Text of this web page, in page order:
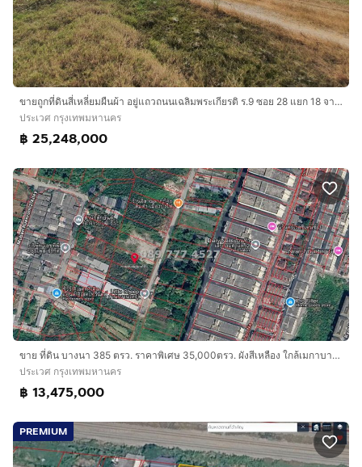
ขายถูกที่ดินสี่เหลี่ยมผืนผ้า อยู่แถวถนนเฉลิมพระเกียรติ ร.9 ซอย 28 แยก 18 จากถนน 650เมตร เนื้อที่ 789 ตรว.เข้าออกถนนได้ 2 ทาง ใกล้สวนหลวง ร.9
ประเวศ กรุงเทพมหานคร
฿ 25,248,000
ขาย ที่ดิน บางนา 385 ตรว. ราคาพิเศษ 35,000ตรว. ผังสีเหลือง ใกล้เมกาบางนา-ม.ราม 2 เหมาะสร้างบ้านและโกดัง
ประเวศ กรุงเทพมหานคร
฿ 13,475,000
PREMIUM